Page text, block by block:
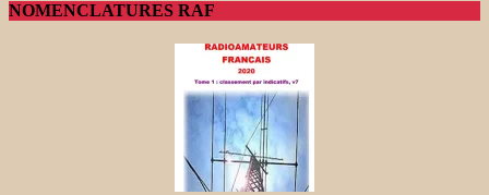
NOMENCLATURES RAF